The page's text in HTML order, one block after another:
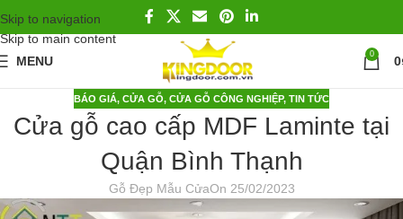
Skip to navigation
Skip to main content
MENU
0 0
BÁO GIÁ, CỬA GỖ, CỬA GỖ CÔNG NGHIỆP, TIN TỨC
Cửa gỗ cao cấp MDF Laminte tại
Quận Bình Thạnh
Gỗ Đẹp Mẫu CửaOn 25/02/2023